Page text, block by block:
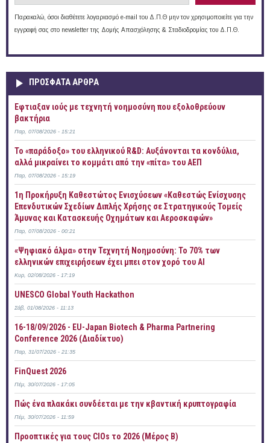
Παρακαλώ, όσοι διαθέτετε λογαριασμό e-mail του Δ.Π.Θ μην τον χρησιμοποιείτε για την
εγγραφή σας στο newsletter της Δομής Απασχόλησης & Σταδιοδρομίας του Δ.Π.Θ.
ΠΡOΣΦΑΤΑ AΡΘΡΑ
Έφτιαξαν ιούς με τεχνητή νοημοσύνη που εξολοθρεύουν
βακτήρια
Παρ, 07/08/2026 - 15:21
Το «παράδοξο» του ελληνικού R&D: Αυξάνονται τα κονδύλια,
αλλά μικραίνει το κομμάτι από την «πίτα» του ΑΕΠ
Παρ, 07/08/2026 - 15:19
1η Προκήρυξη Καθεστώτος Ενισχύσεων «Καθεστώς Ενίσχυσης
Επενδυτικών Σχεδίων Διπλής Χρήσης σε Στρατηγικούς Τομείς
Άμυνας και Κατασκευής Οχημάτων και Αεροσκαφών»
Παρ, 07/08/2026 - 00:21
«Ψηφιακό άλμα» στην Τεχνητή Νοημοσύνη: Το 70% των
ελληνικών επιχειρήσεων έχει μπει στον χορό του AI
Κυρ, 02/08/2026 - 17:19
UNESCO Global Youth Hackathon
Σάβ, 01/08/2026 - 11:13
16-18/09/2026 - EU-Japan Biotech & Pharma Partnering
Conference 2026 (Διαδίκτυο)
Παρ, 31/07/2026 - 21:35
FinQuest 2026
Πέμ, 30/07/2026 - 17:05
Πώς ένα πλακάκι συνδέεται με την κβαντική κρυπτογραφία
Πέμ, 30/07/2026 - 11:59
Προοπτικές για τους CIOs το 2026 (Μέρος Β)